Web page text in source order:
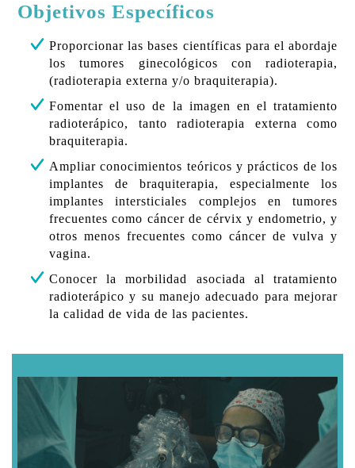
Objetivos Específicos
Proporcionar las bases científicas para el abordaje
los tumores ginecológicos con radioterapia,
(radioterapia externa y/o braquiterapia).
Fomentar el uso de la imagen en el tratamiento
radioterápico, tanto radioterapia externa como
braquiterapia.
Ampliar conocimientos teóricos y prácticos de los
implantes de braquiterapia, especialmente los
implantes intersticiales complejos en tumores
frecuentes como cáncer de cérvix y endometrio, y
otros menos frecuentes como cáncer de vulva y
vagina.
Conocer la morbilidad asociada al tratamiento
radioterápico y su manejo adecuado para mejorar
la calidad de vida de las pacientes.